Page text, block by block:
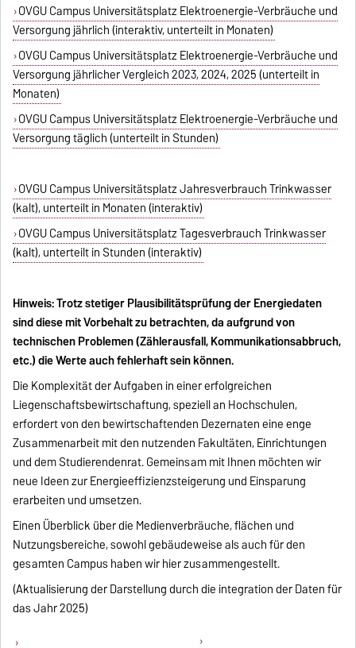
OVGU Campus Universitätsplatz Elektroenergie-Verbräuche und
Versorgung jährlich (interaktiv, unterteilt in Monaten)
OVGU Campus Universitätsplatz Elektroenergie-Verbräuche und
Versorgung jährlicher Vergleich 2023, 2024, 2025 (unterteilt in
Monaten)
OVGU Campus Universitätsplatz Elektroenergie-Verbräuche und
Versorgung täglich (unterteilt in Stunden)
OVGU Campus Universitätsplatz Jahresverbrauch Trinkwasser
(kalt), unterteilt in Monaten (interaktiv)
OVGU Campus Universitätsplatz Tagesverbrauch Trinkwasser
(kalt), unterteilt in Stunden (interaktiv)
Hinweis: Trotz stetiger Plausibilitätsprüfung der Energiedaten
sind diese mit Vorbehalt zu betrachten, da aufgrund von
technischen Problemen (Zählerausfall, Kommunikationsabbruch,
etc.) die Werte auch fehlerhaft sein können.
Die Komplexität der Aufgaben in einer erfolgreichen
Liegenschaftsbewirtschaftung, speziell an Hochschulen,
erfordert von den bewirtschaftenden Dezernaten eine enge
Zusammenarbeit mit den nutzenden Fakultäten, Einrichtungen
und dem Studierendenrat. Gemeinsam mit Ihnen möchten wir
neue Ideen zur Energieeffizienzsteigerung und Einsparung
erarbeiten und umsetzen.
Einen Überblick über die Medienverbräuche, flächen und
Nutzungsbereiche, sowohl gebäudeweise als auch für den
gesamten Campus haben wir hier zusammengestellt.
(Aktualisierung der Darstellung durch die integration der Daten für
das Jahr 2025)